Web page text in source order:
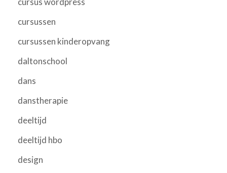
cursussen
cursussen kinderopvang
daltonschool
dans
danstherapie
deeltijd
deeltijd hbo
design